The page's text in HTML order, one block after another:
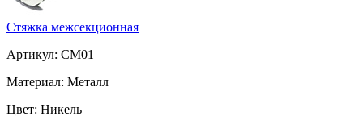
Стяжка межсекционная
Артикул: СМ01
Материал: Металл
Цвет: Никель